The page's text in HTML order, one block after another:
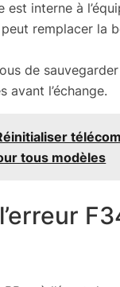
est interne à
remplacer la
de
avant l’échange.
tous modèles